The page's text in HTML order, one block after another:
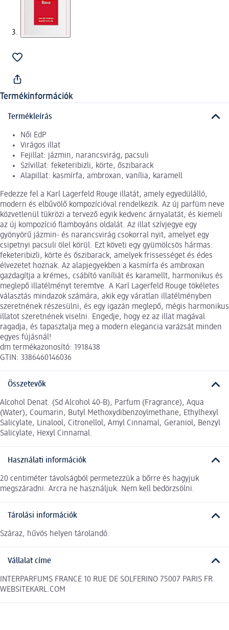
Termékinformációk
Termékleírás
Női EdP
Virágos illat
Fejillat: jázmin, narancsvirág, pacsuli
Szívillat: feketeribizli, körte, őszibarack
Alapillat: kasmírfa, ambroxan, vanília, karamell
Fedezze fel a Karl Lagerfeld Rouge illatát, amely egyedülálló,
modern és elbűvölő kompozícióval rendelkezik. Az új parfüm neve
közvetlenül tükrözi a tervező egyik kedvenc árnyalatát, és kiemeli
az új kompozíció flamboyáns oldalát. Az illat szívjegye egy
gyönyörű jázmin- és narancsvirág csokorral nyit, amelyet egy
csipetnyi pacsuli ölel körül. Ezt követi egy gyümölcsös hármas:
feketeribizli, körte és őszibarack, amelyek frissességet és édes
élvezetet hoznak. Az alapjegyekben a kasmírfa és ambroxan
gazdagítja a krémes, csábító vaníliát és karamellt, harmonikus és
meglepő illatélményt teremtve. A Karl Lagerfeld Rouge tökéletes
választás mindazok számára, akik egy váratlan illatélményben
szeretnének részesülni, és egy igazán meglepő, mégis harmonikus
illatot szeretnének viselni. Engedje, hogy ez az illat magával
ragadja, és tapasztalja meg a modern elegancia varázsát minden
egyes fújásnál!
dm termékazonosító: 1918438
GTIN: 3386460146036
Összetevők
Alcohol Denat. (Sd Alcohol 40-B), Parfum (Fragrance), Aqua
(Water), Coumarin, Butyl Methoxydibenzoylmethane, Ethylhexyl
Salicylate, Linalool, Citronellol, Amyl Cinnamal, Geraniol, Benzyl
Salicylate, Hexyl Cinnamal.
Használati információk
20 centiméter távolságból permetezzük a bőrre és hagyjuk
megszáradni. Arcra ne használjuk. Nem kell bedörzsölni.
Tárolási információk
Száraz, hűvös helyen tárolandó.
Vállalat címe
INTERPARFUMS FRANCE 10 RUE DE SOLFERINO 75007 PARIS FR
WEBSITEKARL.COM